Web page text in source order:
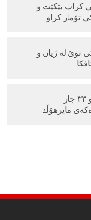
کراپ بێکێت و
تۆمار کراو
نوێ لە ژیان و
چێخەف و ٣٣ جار
مایرهۆڵد